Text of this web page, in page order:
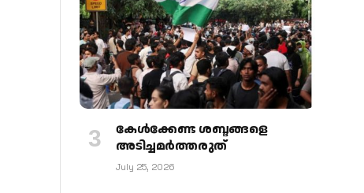
കേള്‍ക്കേണ്ട ശബ്ദങ്ങളെ
അടിച്ചമര്‍ത്തരുത്
July 25, 2026